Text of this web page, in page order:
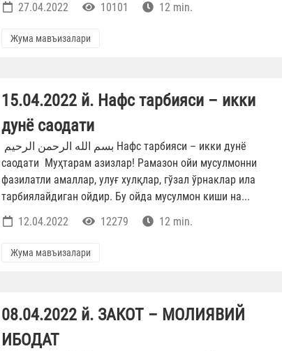
27.04.2022
10101 12 min.
Жума мавъизалари
15.04.2022 й. Нафс тарбияси – икки
дунё саодати
саодати Муҳтарам азизлар! Рамазон ойи мусулмонни
фазилатли амаллар, улуғ хулқлар, гўзал ўрнаклар ила
тарбиялайдиган ойдир. Бу ойда мусулмон киши на...
12.04.2022
12279 12 min.
Жума мавъизалари
08.04.2022 й. ЗАКОТ – МОЛИЯВИЙ
ИБОДАТ